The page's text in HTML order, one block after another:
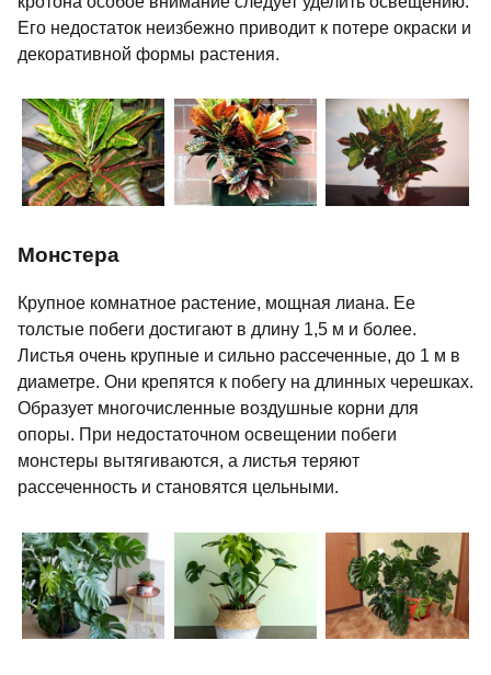
Его недостаток неизбежно приводит к потере окраски и
декоративной формы растения.
Монстера
Крупное комнатное растение, мощная лиана. Ее
толстые побеги достигают в длину 1,5 м и более.
Листья очень крупные и сильно рассеченные, до 1 м в
диаметре. Они крепятся к побегу на длинных черешках.
Образует многочисленные воздушные корни для
опоры. При недостаточном освещении побеги
монстеры вытягиваются, а листья теряют
рассеченность и становятся цельными.